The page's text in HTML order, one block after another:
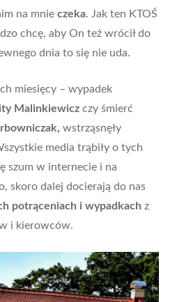
na mnie czeka. Jak ten KTOŚ
chcę, aby On też wrócił do
dnia to się nie uda.
miesięcy – wypadek
Malinkiewiczczy śmierć
wstrząsnęły
media trąbiły o tych
szum w internecie i na
skoro dalej docierają do nas
potrąceniach i wypadkach z
i kierowców.